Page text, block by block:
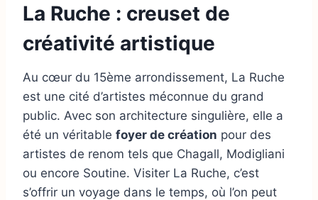
La Ruche : creuset de
créativité artistique
Au cœur du 15ème arrondissement, La Ruche
est une cité d’artistes méconnue du grand
public. Avec son architecture singulière, elle a
été un véritable foyer de création pour des
artistes de renom tels que Chagall, Modigliani
ou encore Soutine. Visiter La Ruche, c’est
s’offrir un voyage dans le temps, où l’on peut